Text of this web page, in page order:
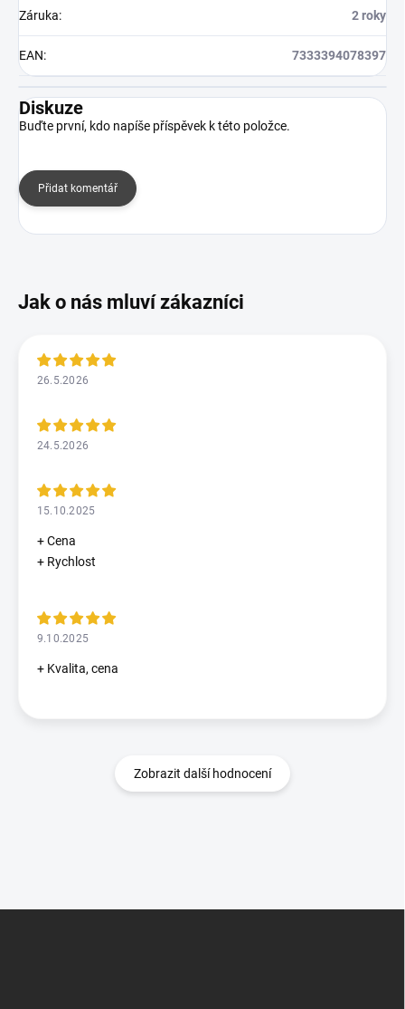
Záruka: 2 roky
EAN: 7333394078397
Diskuze
Buďte první, kdo napíše příspěvek k této položce.
Přidat komentář
26.5.2026
24.5.2026
15.10.2025
+ Cena
+ Rychlost
9.10.2025
+ Kvalita, cena
Zobrazit další hodnocení